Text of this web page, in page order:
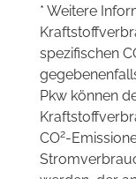
* Weitere
spezifischen
Pkw können
CO2-